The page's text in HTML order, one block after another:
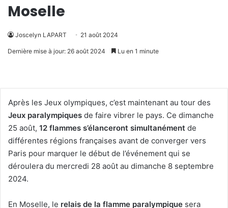
Moselle
Joscelyn LAPART 21 août 2024
Dernière mise à jour: 26 août 2024 Lu en 1 minute
Après les Jeux olympiques, c’est maintenant au tour des
Jeux paralympiques de faire vibrer le pays. Ce dimanche
25 août, 12 flammes s’élanceront simultanément de
différentes régions françaises avant de converger vers
Paris pour marquer le début de l’événement qui se
déroulera du mercredi 28 août au dimanche 8 septembre
2024.
En Moselle, le relais de la flamme paralympique sera